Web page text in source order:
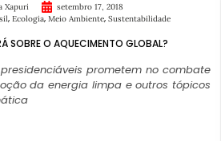
Xapuri
setembro 17, 2018
, Ecologia, Meio Ambiente, Sustentabilidade
SOBRE O AQUECIMENTO GLOBAL?
prometem no combate
da energia limpa e outros tópicos